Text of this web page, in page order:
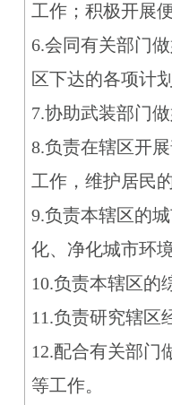
工作；积极开展
6.会同有关部门
区下达的各项计
7.协助武装部门
8.负责在辖区开
工作，维护居民
9.负责本辖区的
化、净化城市环
10.负责本辖区的
11.负责研究辖区
12.配合有关部门
等工作。